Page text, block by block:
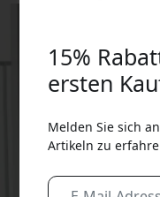
15%
ersten
Melden Sie sich
Artikeln zu
Verwende